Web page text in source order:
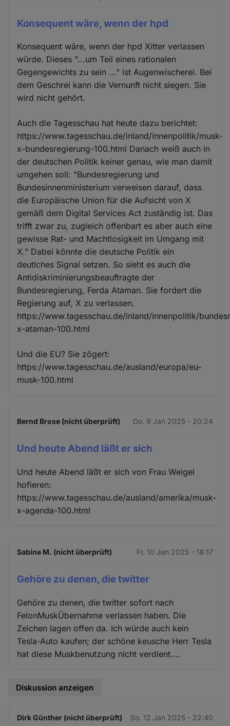
Konsequent wäre, wenn der hpd
Konsequent wäre, wenn der hpd Xitter verlassen
würde. Dieses "...um Teil eines rationalen
Gegengewichts zu sein ..." ist Augenwischerei. Bei
dem Geschrei kann die Vernunft nicht siegen. Sie
wird nicht gehört.
Auch die Tagesschau hat heute dazu berichtet:
https://www.tagesschau.de/inland/innenpolitik/musk-
x-bundesregierung-100.html Danach weiß auch in
der deutschen Politik keiner genau, wie man damit
umgehen soll: "Bundesregierung und
Bundesinnenministerium verweisen darauf, dass
die Europäische Union für die Aufsicht von X
gemäß dem Digital Services Act zuständig ist. Das
trifft zwar zu, zugleich offenbart es aber auch eine
gewisse Rat- und Machtlosigkeit im Umgang mit
X." Dabei könnte die deutsche Politik ein
deutlches Signal setzen. So sieht es auch die
Antidiskriminierungsbeauftragte der
Bundesregierung, Ferda Ataman. Sie fordert die
Regierung auf, X zu verlassen.
https://www.tagesschau.de/inland/innenpolitik/
x-ataman-100.html
Und die EU? Sie zögert:
https://www.tagesschau.de/ausland/europa/eu-
musk-100.html
Bernd Brose (nicht überprüft) Do. 9 Jan 2025 - 20:24
Und heute Abend läßt er sich
Und heute Abend läßt er sich von Frau Weigel
hofieren:
https://www.tagesschau.de/ausland/amerika/musk-
x-agenda-100.html
Sabine M. (nicht überprüft) Fr. 10 Jan 2025 - 18:17
Gehöre zu denen, die twitter
Gehöre zu denen, die twitter sofort nach
FelonMuskÜbernahme verlassen haben. Die
Zeichen lagen offen da. Ich würde auch kein
Tesla-Auto kaufen; der schöne keusche Herr Tesla
hat diese Muskbenutzung nicht verdient....
Diskussion anzeigen
Dirk Günther (nicht überprüft) So. 12 Jan 2025 - 22:40